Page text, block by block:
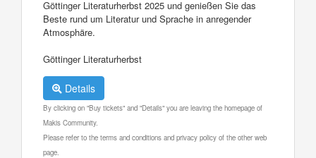
Göttinger Literaturherbst 2025 und genießen Sie das
Beste rund um Literatur und Sprache in anregender
Atmosphäre.
Göttinger Literaturherbst
Details
By clicking on "Buy tickets" and "Details" you are leaving the homepage of
Makis Community.
Please refer to the terms and conditions and privacy policy of the other web
page.